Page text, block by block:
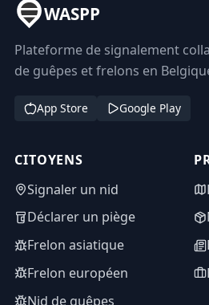
WASPP
Plateforme de signalement
de guêpes et frelons en
App Store Google Play
CITOYENS
Signaler un nid
Déclarer un piège
Frelon asiatique
Frelon européen
Nid de guêpes